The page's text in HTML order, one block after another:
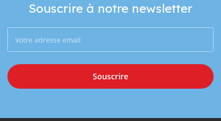
Souscrire à notre newsletter
Souscrire